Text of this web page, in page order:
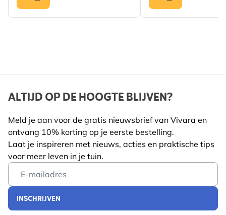
geweldig cadeau voor zowel dierenliefhebbers als
papierliefhebbers.
ALTIJD OP DE HOOGTE BLIJVEN?
Meld je aan voor de gratis nieuwsbrief van Vivara en
ontvang 10% korting op je eerste bestelling.
Laat je inspireren met nieuws, acties en praktische tips
voor meer leven in je tuin.
Email Address
INSCHRIJVEN